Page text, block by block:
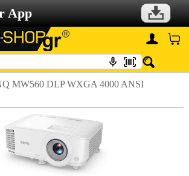
App
MW560 DLP WXGA 4000 ANSI